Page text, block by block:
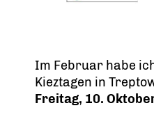
Im Februar habe
Kieztagen in
Freitag, 10.